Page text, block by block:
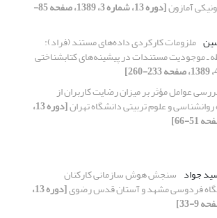
آمازون [دوره 13، شماره 3، 1389، صفحه 85-
ملزومات کارکردی داده‌های مستند (فراد):
ـ موجودیت مستندات در پیشینه‌های کتابشناختی
عوامل مؤثر بر میزان رضایت کاربران از
و علوم تربیتی دانشگاه تهران [دوره 13،
جواد سنجش هوش سازمانی کارکنان
فردوسی مشهد و آستان قدس رضوی [دوره 13،